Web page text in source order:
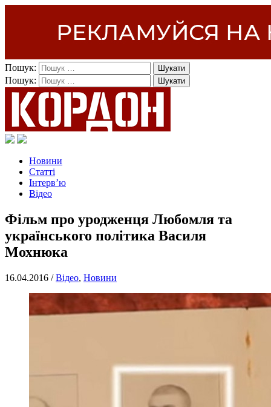
Пошук:
Пошук:
Новини
Статті
Інтерв’ю
Відео
Фільм про уродженця Любомля та
українського політика Василя
Мохнюка
16.04.2016 /Відео, Новини